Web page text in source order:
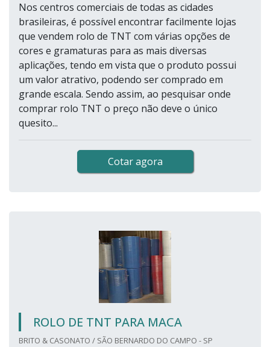
Nos centros comerciais de todas as cidades
brasileiras, é possível encontrar facilmente lojas
que vendem rolo de TNT com várias opções de
cores e gramaturas para as mais diversas
aplicações, tendo em vista que o produto possui
um valor atrativo, podendo ser comprado em
grande escala. Sendo assim, ao pesquisar onde
comprar rolo TNT o preço não deve o único
quesito...
Cotar agora
ROLO DE TNT PARA MACA
BRITO & CASONATO / SÃO BERNARDO DO CAMPO - SP